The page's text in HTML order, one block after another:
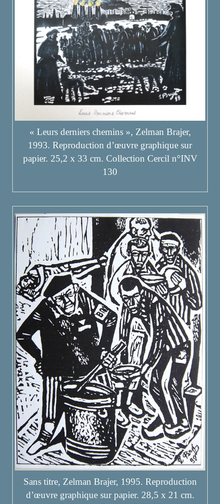
« Leurs derniers chemins », Zelman Brajer,
1993. Reproduction d’œuvre graphique sur
papier. 25,2 x 33 cm. Collection Cercil n°INV
130
Sans titre, Zelman Brajer, 1995. Reproduction
d’œuvre graphique sur papier. 28,5 x 21 cm.